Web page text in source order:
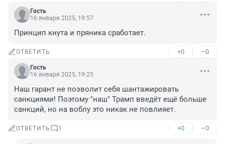
Гость
16 января 2025, 19:57
Принцип кнута и пряника сработает.
ОТВЕТИТЬ +0 –0
Гость
16 января 2025, 19:25
Наш гарант не позволит себя шантажировать
санкциями! Поэтому "наш" Трамп введёт ещё больше
санкций, но на воблу это никак не повлияет.
ОТВЕТИТЬ 1 +0 –0